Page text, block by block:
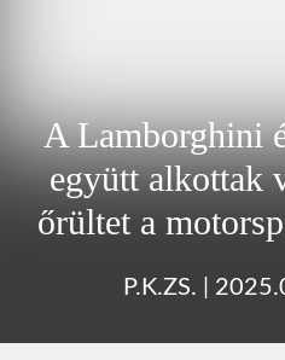
A Lamborghini
együtt alkottak
őrültet a
P.K.ZS.